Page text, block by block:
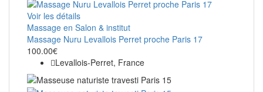
Voir les détails
Massage en Salon & institut
Massage Nuru Levallois Perret proche Paris 17
100.00€
Levallois-Perret, France